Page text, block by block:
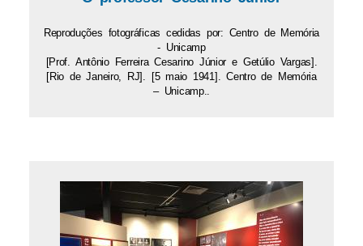
Reproduções fotográficas cedidas por: Centro de Memória
- Unicamp
[Prof. Antônio Ferreira Cesarino Júnior e Getúlio Vargas].
[Rio de Janeiro, RJ]. [5 maio 1941]. Centro de Memória
– Unicamp..